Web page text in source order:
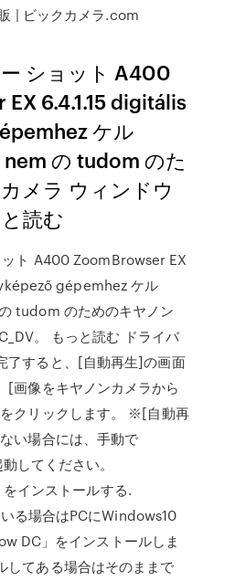
| ビックカメラ.com
ショット A400
6.4.1.15 digitális
ケル
の tudom のた
メラ ウィンドウ
読む
ト A400 ZoomBrowser EX
gépemhez ケル
tudom のためのキヤノン
。 もっと読む ドライバ
了すると、[自動再生]の画面
[画像をキヤノンカメラから
クリックします。 ※[自動再
い場合には、手動で
してください。
インストールする.
る場合はPCにWindows10
DC」をインストールしま
してある場合はそのままで